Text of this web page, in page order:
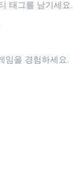
태그를 남기세요.
임을 경험하세요.